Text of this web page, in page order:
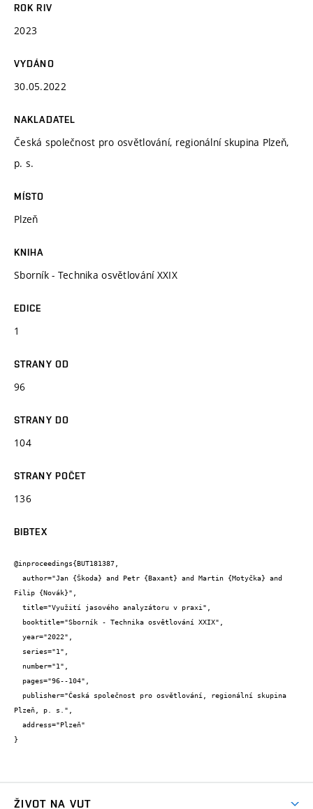
ROK RIV
2023
VYDÁNO
30.05.2022
NAKLADATEL
Česká společnost pro osvětlování, regionální skupina Plzeň,
p. s.
MÍSTO
Plzeň
KNIHA
Sborník - Technika osvětlování XXIX
EDICE
1
STRANY OD
96
STRANY DO
104
STRANY POČET
136
BIBTEX
@inproceedings{BUT181387,
Filip {Novák}",
Plzeň, p. s.",
}
ŽIVOT NA VUT